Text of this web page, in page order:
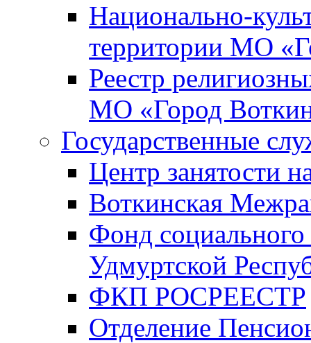
Национально-
территории МО
Реестр
МО «Город
Государственные
Центр занятости
Воткинская
Фонд
Удмуртской
ФКП РОСРЕЕСТР
Отделение